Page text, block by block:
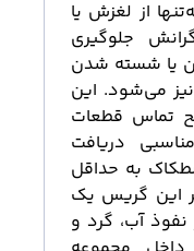
از لغزش یا
جلوگیری
یا شسته شدن
می‌شود. این
تماس قطعات
دریافت
به حداقل
این گریس یک
نفوذ آب، گرد و